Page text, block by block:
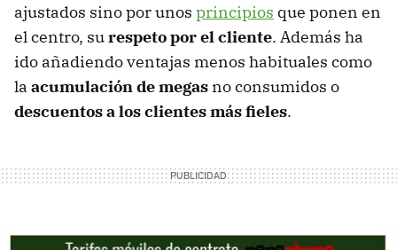
ajustados sino por unos principios que ponen en
el centro, surespeto por el cliente. Además ha
ido añadiendo ventajas menos habituales como
la acumulación de megas no consumidos o
descuentos a los clientes más fieles.